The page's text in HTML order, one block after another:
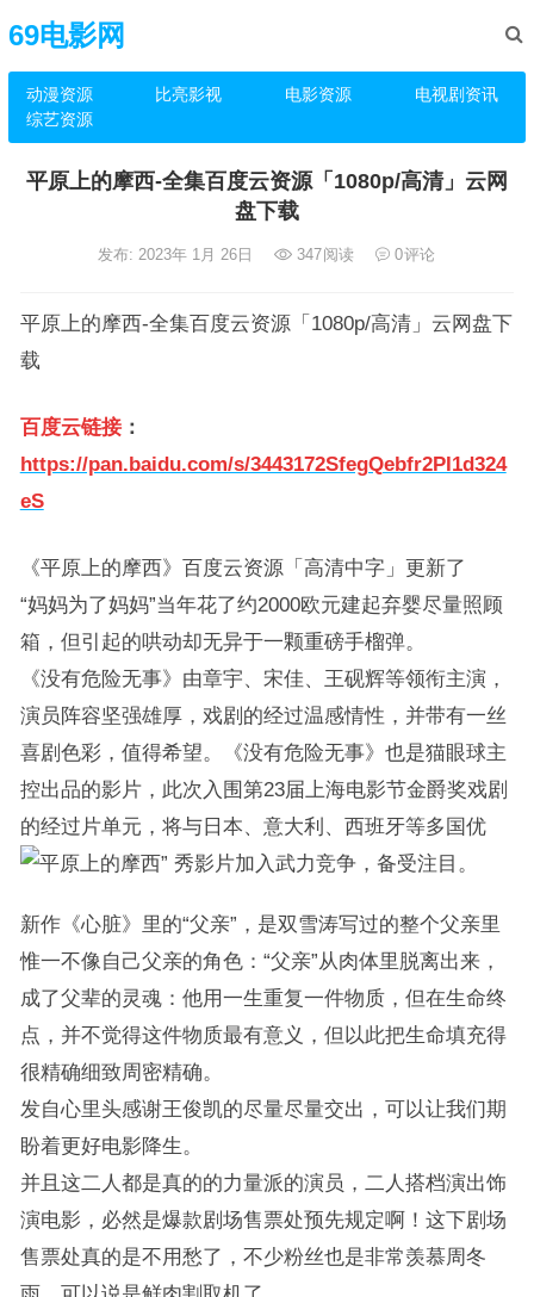
69电影网
动漫资源 比亮影视 电影资源
电视剧资讯
综艺资源
平原上的摩西-全集百度云资源「1080p/高清」云网
盘下载
发布: 2023年 1月 26日 347阅读 0评论
平原上的摩西-全集百度云资源「1080p/高清」云网盘下
载
百度云链接：
https://pan.baidu.com/s/3443172SfegQebfr2PI1d324
eS
《平原上的摩西》百度云资源「高清中字」更新了
“妈妈为了妈妈”当年花了约2000欧元建起弃婴尽量照顾
箱，但引起的哄动却无异于一颗重磅手榴弹。
《没有危险无事》由章宇、宋佳、王砚辉等领衔主演，
演员阵容坚强雄厚，戏剧的经过温感情性，并带有一丝
喜剧色彩，值得希望。《没有危险无事》也是猫眼球主
控出品的影片，此次入围第23届上海电影节金爵奖戏剧
的经过片单元，将与日本、意大利、西班牙等多国优
秀影片加入武力竞争，备受注目。
新作《心脏》里的“父亲”，是双雪涛写过的整个父亲里
惟一不像自己父亲的角色：“父亲”从肉体里脱离出来，
成了父辈的灵魂：他用一生重复一件物质，但在生命终
点，并不觉得这件物质最有意义，但以此把生命填充得
很精确细致周密精确。
发自心里头感谢王俊凯的尽量尽量交出，可以让我们期
盼着更好电影降生。
并且这二人都是真的的力量派的演员，二人搭档演出饰
演电影，必然是爆款剧场售票处预先规定啊！这下剧场
售票处真的是不用愁了，不少粉丝也是非常羡慕周冬